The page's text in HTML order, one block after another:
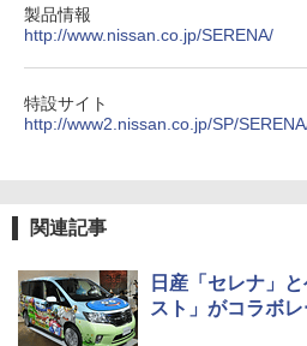
製品情報
http://www.nissan.co.jp/SERENA/
特設サイト
http://www2.nissan.co.jp/SP/
関連記事
日産「セレナ」
スト」がコラボ